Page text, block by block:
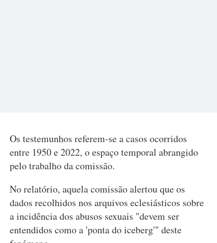
Os testemunhos referem-se a casos ocorridos
entre 1950 e 2022, o espaço temporal abrangido
pelo trabalho da comissão.
No relatório, aquela comissão alertou que os
dados recolhidos nos arquivos eclesiásticos sobre
a incidência dos abusos sexuais "devem ser
entendidos como a 'ponta do iceberg'" deste